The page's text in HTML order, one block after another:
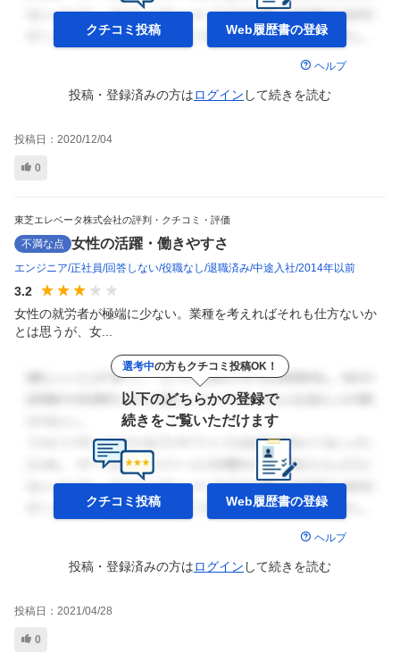
クチコミ投稿 Web履歴書の登録
ヘルプ
投稿・登録済みの方はログイン して続きを読む
投稿日： 2020/12/04
0
東芝エレベータ株式会社の評判・クチコミ・評価
不満な点 女性の活躍・働きやすさ
エンジニア 正社員 回答しない 役職なし 退職済み 中途入社 2014年以前
3.2
女性の就労者が極端に少ない。業種を考えればそれも仕方ないか
とは思うが、女...
選考中の方もクチコミ投稿OK！
以下のどちらかの登録で
続きをご覧いただけます
クチコミ投稿 Web履歴書の登録
ヘルプ
投稿・登録済みの方はログイン して続きを読む
投稿日： 2021/04/28
0